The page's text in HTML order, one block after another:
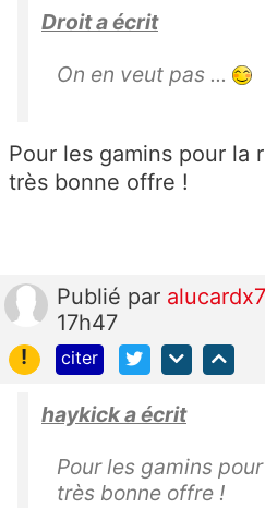
Droit a écrit
On en veut pas ...
Pour les gamins pour la
très bonne offre !
Publié par
17h47
!
citer
haykick a écrit
Pour les gamins
très bonne offre !